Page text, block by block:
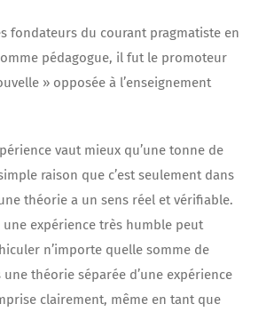
fondateurs du courant pragmatiste en
pédagogue, il fut le promoteur
» opposée à l’enseignement
vaut mieux qu’une tonne de
raison que c’est seulement dans
théorie a un sens réel et vérifiable.
une expérience très humble peut
n’importe quelle somme de
théorie séparée d’une expérience
clairement, même en tant que